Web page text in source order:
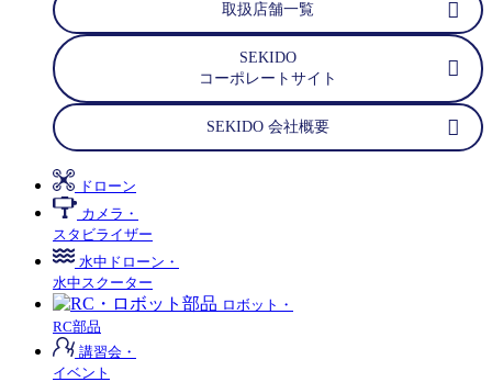
取扱店舗一覧
SEKIDO
コーポレートサイト
SEKIDO 会社概要
ドローン
カメラ・
スタビライザー
水中ドローン・
水中スクーター
ロボット・
RC部品
講習会・
イベント